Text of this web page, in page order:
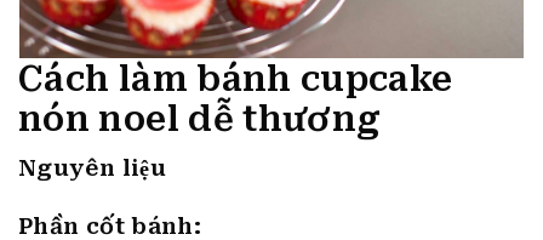
Cách làm bánh cupcake
nón noel dễ thương
Nguyên liệu
Phần cốt bánh: